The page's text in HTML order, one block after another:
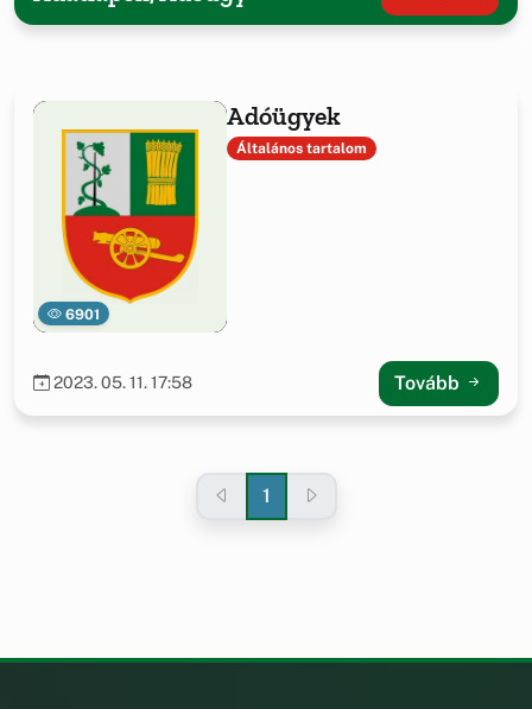
6901
Adóügyek
Általános tartalom
2023. 05. 11. 17:58 Tovább
1